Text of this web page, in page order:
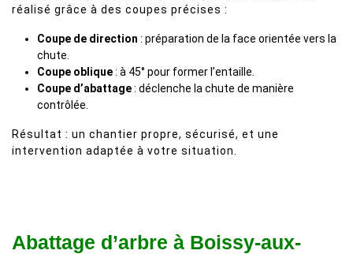
réalisé grâce à des coupes précises :
Coupe de direction : préparation de la face orientée vers la
chute.
Coupe oblique: à 45° pour former l’entaille.
Coupe d’abattage: déclenche la chute de manière
contrôlée.
Résultat : un chantier propre, sécurisé, et une
intervention adaptée à votre situation.
Abattage d’arbre à Boissy-aux-